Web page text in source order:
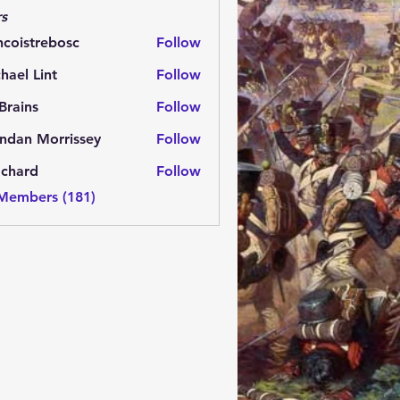
Follow
Lint
Follow
Follow
Morrissey
Morrissey Follow
Follow
(181)